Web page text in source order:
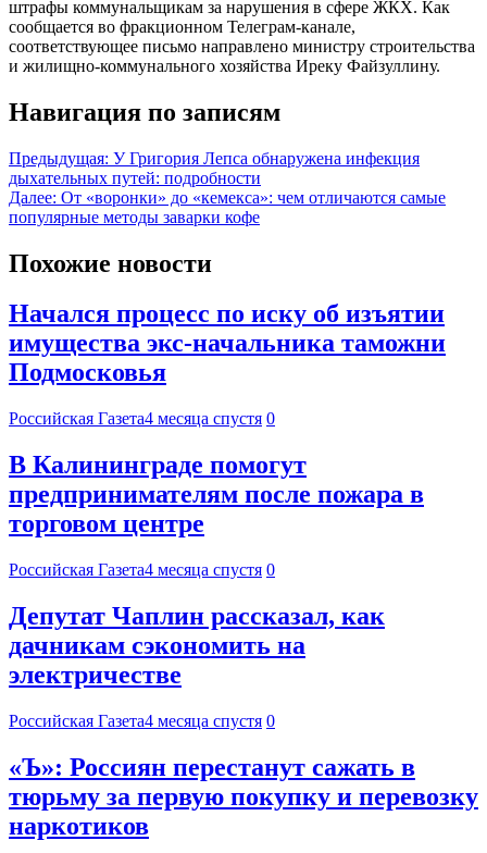
штрафы коммунальщикам за нарушения в сфере ЖКХ. Как
сообщается во фракционном Телеграм-канале,
соответствующее письмо направлено министру строительства
и жилищно-коммунального хозяйства Иреку Файзуллину.
Навигация по записям
Предыдущая: У Григория Лепса обнаружена инфекция
дыхательных путей: подробности
Далее: От «воронки» до «кемекса»: чем отличаются самые
популярные методы заварки кофе
Похожие новости
Начался процесс по иску об изъятии
имущества экс-начальника таможни
Подмосковья
Российская Газета4 месяца спустя 0
В Калининграде помогут
предпринимателям после пожара в
торговом центре
Российская Газета4 месяца спустя 0
Депутат Чаплин рассказал, как
дачникам сэкономить на
электричестве
Российская Газета4 месяца спустя 0
«Ъ»: Россиян перестанут сажать в
тюрьму за первую покупку и перевозку
наркотиков